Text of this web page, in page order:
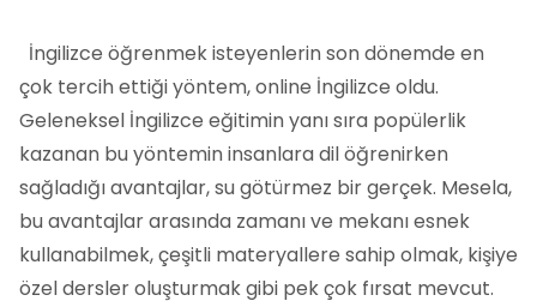
İngilizce öğrenmek isteyenlerin son dönemde en
çok tercih ettiği yöntem, online İngilizce oldu.
Geleneksel İngilizce eğitimin yanı sıra popülerlik
kazanan bu yöntemin insanlara dil öğrenirken
sağladığı avantajlar, su götürmez bir gerçek. Mesela,
bu avantajlar arasında zamanı ve mekanı esnek
kullanabilmek, çeşitli materyallere sahip olmak, kişiye
özel dersler oluşturmak gibi pek çok fırsat mevcut.